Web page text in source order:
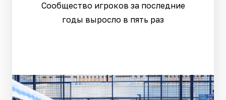
Сообщество игроков за последние
годы выросло в пять раз